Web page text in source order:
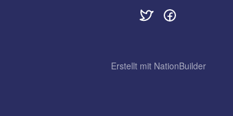
Erstellt mit NationBuilder